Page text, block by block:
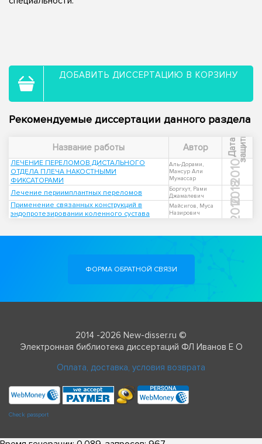
ДОБАВИТЬ ДИССЕРТАЦИЮ В КОРЗИНУ
Рекомендуемые диссертации данного раздела
Название работы Автор Д
а
т
а
з
а
щ
и
т ы
ЛЕЧЕНИЕ ПЕРЕЛОМОВ ДИСТАЛЬНОГО
ОТДЕЛА ПЛЕЧА НАКОСТНЫМИ
ФИКСАТОРАМИ
Аль-Дорами,
Мансур Али
Мунассар
2010
Лечение периимплантных переломов
Боргхут, Рами
Джамалевич
2018
Применение связанных конструкций в
эндопротезировании коленного сустава
Майсигов, Муса
Назирович
2010
ФОРМА ОБРАТНОЙ СВЯЗИ
2014 -2026 New-disser.ru ©
Электронная библиотека диссертаций ФЛ Иванов Е О
Оплата, доставка, условия возврата
Check passport